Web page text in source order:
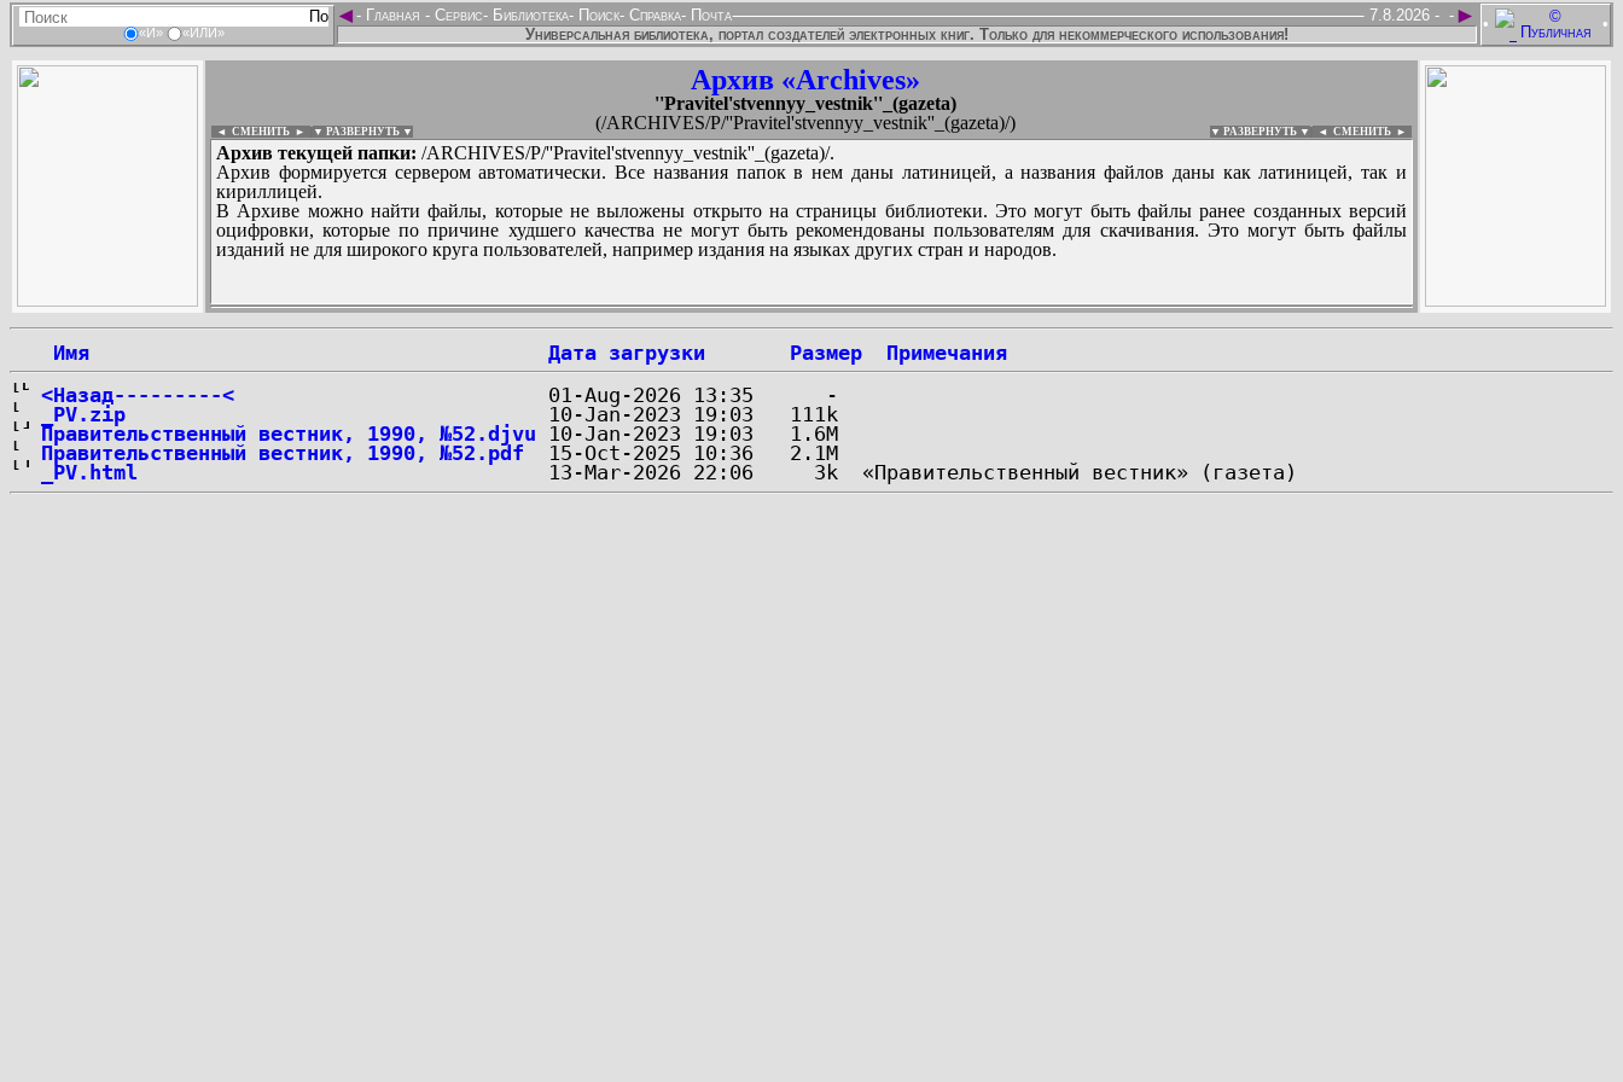
«И» «ИЛИ»
• •
◄ ►
- Главная - Сервис- Библиотека- Поиск- Справка- Почта -
7.8.2026 -
Универсальная библиотека, портал создателей электронных книг. Только для некоммерческого использования!
Архив «Archives»
''Pravitel'stvennyy_vestnik''_(gazeta)
(/ARCHIVES/P/''Pravitel'stvennyy_vestnik''_(gazeta)/)
◄ СМЕНИТЬ ► ▼ РАЗВЕРНУТЬ ▼ ▼ РАЗВЕРНУТЬ ▼ ◄ СМЕНИТЬ ►
Архив текущей папки: /ARCHIVES/P/''Pravitel'stvennyy_vestnik''_(gazeta)/.
Архив формируется сервером автоматически. Все названия папок в нем даны латиницей, а названия файлов даны как латиницей, так и
кириллицей.
В Архиве можно найти файлы, которые не выложены открыто на страницы библиотеки. Это могут быть файлы ранее созданных версий
оцифровки, которые по причине худшего качества не могут быть рекомендованы пользователям для скачивания. Это могут быть файлы
изданий не для широкого круга пользователей, например издания на языках других стран и народов.
:
...
Имя Дата загрузки Размер
Примечания
<Назад---------<
_PV.zip
Правительственный вестник, 1990, №52.djvu
Правительственный вестник, 1990, №52.pdf
_PV.html